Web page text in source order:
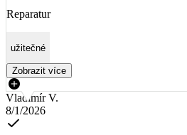
Reparatur
užitečné
Zobrazit více
Vladimír V.
8/1/2026